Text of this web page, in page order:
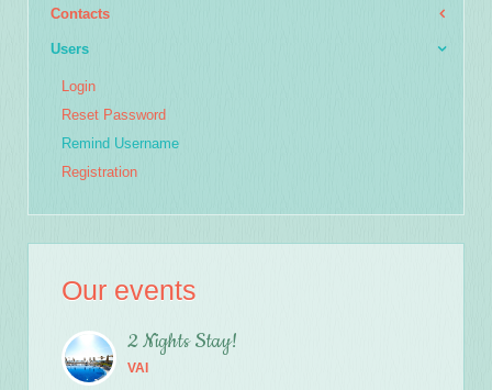
Contacts
Users
Login
Reset Password
Remind Username
Registration
Our events
2 Nights Stay!
VAI